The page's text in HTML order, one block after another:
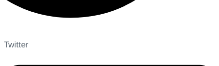
Twitter